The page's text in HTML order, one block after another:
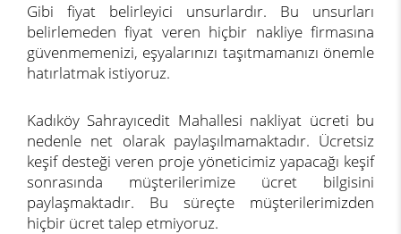
Gibi fiyat belirleyici unsurlardır. Bu unsurları
belirlemeden fiyat veren hiçbir nakliye firmasına
güvenmemenizi, eşyalarınızı taşıtmamanızı önemle
hatırlatmak istiyoruz.
Kadıköy Sahrayıcedit Mahallesi nakliyat ücreti bu
nedenle net olarak paylaşılmamaktadır. Ücretsiz
keşif desteği veren proje yöneticimiz yapacağı keşif
sonrasında müşterilerimize ücret bilgisini
paylaşmaktadır. Bu süreçte müşterilerimizden
hiçbir ücret talep etmiyoruz.